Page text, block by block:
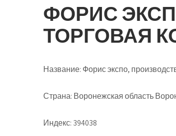
ФОРИС
ТОРГОВАЯ
Название: Форис экспо,
Страна: Воронежская область
Индекс: 394038